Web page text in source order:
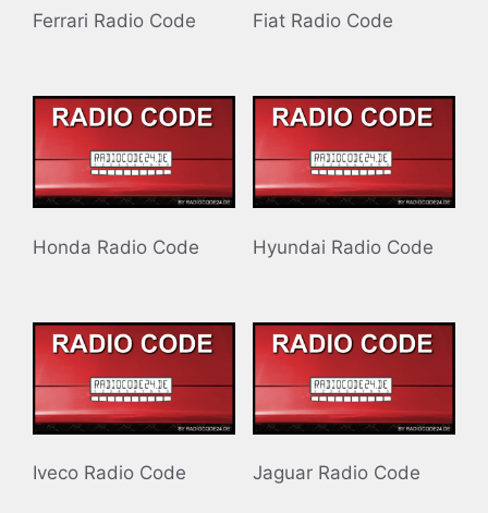
Ferrari Radio Code Fiat Radio Code
Honda Radio Code Hyundai Radio Code
Iveco Radio Code Jaguar Radio Code